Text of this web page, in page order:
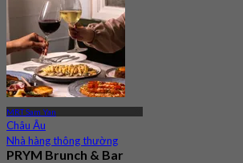
MRT Sam Yan
Châu Âu
Nhà hàng thông thường
PRYM Brunch & Bar